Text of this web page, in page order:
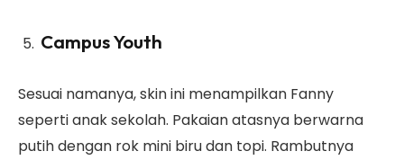
Campus Youth
Sesuai namanya, skin ini menampilkan Fanny
seperti anak sekolah. Pakaian atasnya berwarna
putih dengan rok mini biru dan topi. Rambutnya